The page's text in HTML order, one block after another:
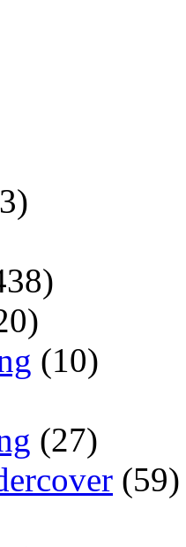
(10)
(27)
(59)